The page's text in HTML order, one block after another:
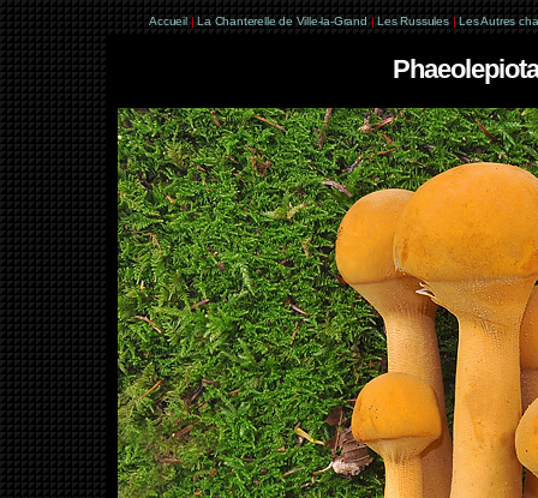
Accueil | La Chanterelle de Ville-la-Grand | Les Russules | Les Autres